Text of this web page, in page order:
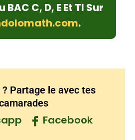
BAC C, D, E Et TI Sur
.
Partage le avec tes
Facebook